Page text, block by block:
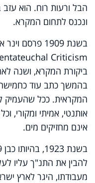
הבל ורעות רוח. הוא
ונכנס לתחום המקרא.
ביקורת המקרא, ושנה
בהמשך כתב עוד כחמישה
המקראית. ככל שהעמיק
אותנטי, אמיתי ומקורי,
אינם מחזיקים מים.
להבין את התנ"ך עליו
מעבודתו, היגר לארץ